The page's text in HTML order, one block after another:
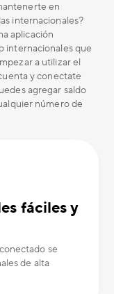
en
internacionales?
aplicación
internacionales que
a utilizar el
y conectate
agregar saldo
número de
fáciles y
se
de alta